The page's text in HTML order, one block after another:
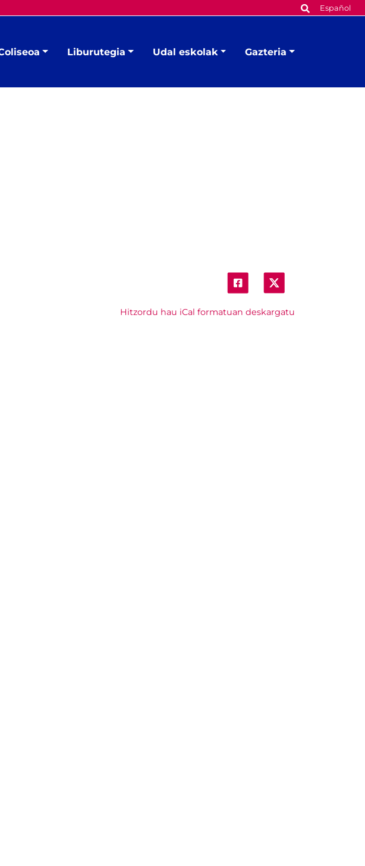
Español
Liburutegia Udal eskolak Gazteria
Hitzordu hau iCal formatuan deskargatu